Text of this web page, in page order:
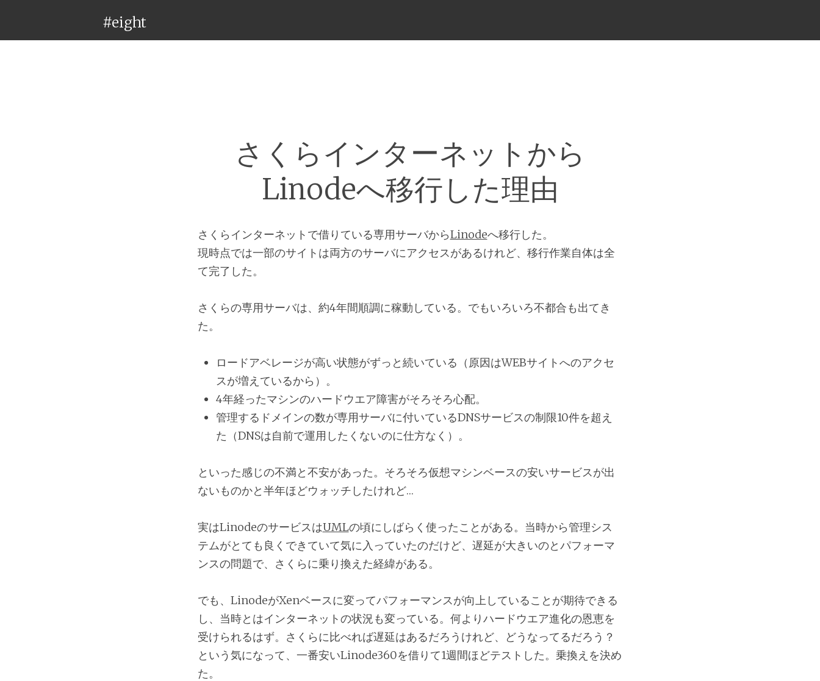
#eight
さくらインターネットから
Linodeへ移行した理由
さくらインターネットで借りている専用サーバからLinodeへ移行した。
現時点では一部のサイトは両方のサーバにアクセスがあるけれど、移行作業自体は全
て完了した。
さくらの専用サーバは、約4年間順調に稼動している。でもいろいろ不都合も出てき
た。
ロードアベレージが高い状態がずっと続いている（原因はWEBサイトへのアクセ
スが増えているから）。
4年経ったマシンのハードウエア障害がそろそろ心配。
管理するドメインの数が専用サーバに付いているDNSサービスの制限10件を超え
た（DNSは自前で運用したくないのに仕方なく）。
といった感じの不満と不安があった。そろそろ仮想マシンベースの安いサービスが出
ないものかと半年ほどウォッチしたけれど…
実はLinodeのサービスはUMLの頃にしばらく使ったことがある。当時から管理シス
テムがとても良くできていて気に入っていたのだけど、遅延が大きいのとパフォーマ
ンスの問題で、さくらに乗り換えた経緯がある。
でも、LinodeがXenベースに変ってパフォーマンスが向上していることが期待できる
し、当時とはインターネットの状況も変っている。何よりハードウエア進化の恩恵を
受けられるはず。さくらに比べれば遅延はあるだろうけれど、どうなってるだろう？
という気になって、一番安いLinode360を借りて1週間ほどテストした。乗換えを決め
た。